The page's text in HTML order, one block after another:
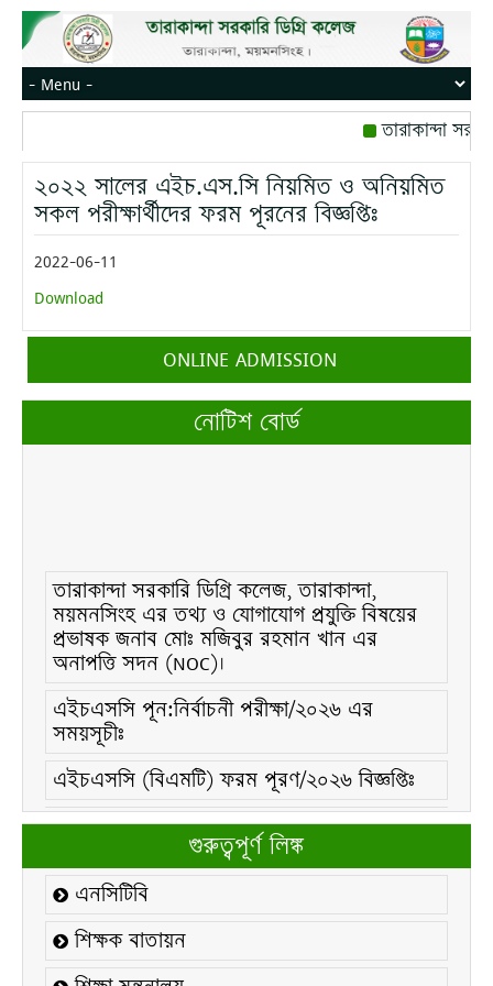
তারাকান্দা
রোজ বৃহস্পতিবার।
মোবাইল নম্বর:
২০২২ সালের এইচ.এস.সি নিয়মিত ও অনিয়মিত
সকল পরীক্ষার্থীদের ফরম পূরনের বিজ্ঞপ্তিঃ
2022-06-11
Download
ONLINE ADMISSION
নোটিশ বোর্ড
তারাকান্দা সরকারি ডিগ্রি কলেজ, তারাকান্দা,
ময়মনসিংহ এর তথ্য ও যোগাযোগ প্রযুক্তি বিষয়ের
প্রভাষক জনাব মোঃ মজিবুর রহমান খান এর
অনাপত্তি সদন (NOC)।
এইচএসসি পূন:নির্বাচনী পরীক্ষা/২০২৬ এর
সময়সূচীঃ
এইচএসসি (বিএমটি) ফরম পূরণ/২০২৬ বিজ্ঞপ্তিঃ
এইচএসসি ফরম/২০২৬ পূরণ বিজ্ঞপ্তিঃ
২১ ফেব্রুয়ারি/২০২৬ ইং তারিখে “শহিদ দিবস ও
আন্তর্জাতিক মাতৃভাষা দিবস-২০২৬ উদযাপন
উপলক্ষ্যে নোটিশঃ
কলেজ বন্ধ সংক্রান্ত নোটিশঃ
গুরুত্বপূর্ণ লিঙ্ক
এনসিটিবি
শিক্ষক বাতায়ন